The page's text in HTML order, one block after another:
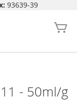
93639-39
- 50ml/g